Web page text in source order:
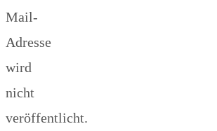
Mail-
Adresse
wird
nicht
veröffentlicht.